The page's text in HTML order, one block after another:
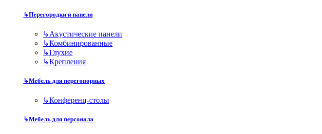
↳Перегородки и панели
↳Акустические панели
↳Комбинированные
↳Глухие
↳Крепления
↳Мебель для переговорных
↳Конференц-столы
↳Мебель для персонала